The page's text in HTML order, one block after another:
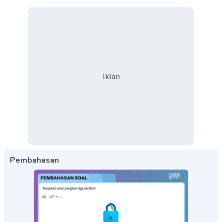
Iklan
Pembahasan